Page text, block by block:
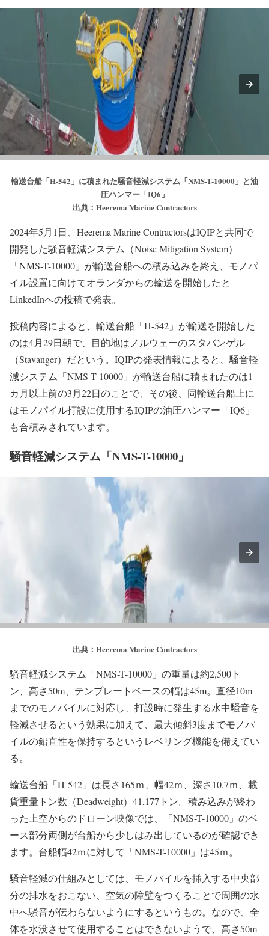
輸送台船「H-542」に積まれた騒音軽減システム「NMS-T-10000」と油
圧ハンマー「IQ6」
出典：Heerema Marine Contractors
2024年5月1日、Heerema Marine ContractorsはIQIPと共同で
開発した騒音軽減システム（Noise Mitigation System）
「NMS-T-10000」が輸送台船への積み込みを終え、モノパ
イル設置に向けてオランダからの輸送を開始したと
LinkedInへの投稿で発表。
投稿内容によると、輸送台船「H-542」が輸送を開始した
のは4月29日朝で、目的地はノルウェーのスタバンゲル
（Stavanger）だという。IQIPの発表情報によると、騒音軽
減システム「NMS-T-10000」が輸送台船に積まれたのは1
カ月以上前の3月22日のことで、その後、同輸送台船上に
はモノパイル打設に使用するIQIPの油圧ハンマー「IQ6」
も合積みされています。
騒音軽減システム「NMS-T-10000」
出典：Heerema Marine Contractors
騒音軽減システム「NMS-T-10000」の重量は約2,500ト
ン、高さ50m、テンプレートベースの幅は45m。直径10m
までのモノパイルに対応し、打設時に発生する水中騒音を
軽減させるという効果に加えて、最大傾斜3度までモノパ
イルの鉛直性を保持するというレベリング機能を備えてい
る。
輸送台船「H-542」は長さ165ｍ、幅42ｍ、深さ10.7ｍ、載
貨重量トン数（Deadweight）41,177トン。積み込みが終わ
った上空からのドローン映像では、「NMS-T-10000」のベ
ース部分両側が台船から少しはみ出しているのが確認でき
ます。台船幅42ｍに対して「NMS-T-10000」は45ｍ。
騒音軽減の仕組みとしては、モノパイルを挿入する中央部
分の排水をおこない、空気の障壁をつくることで周囲の水
中へ騒音が伝わらないようにするというもの。なので、全
体を水没させて使用することはできないようで、高さ50m